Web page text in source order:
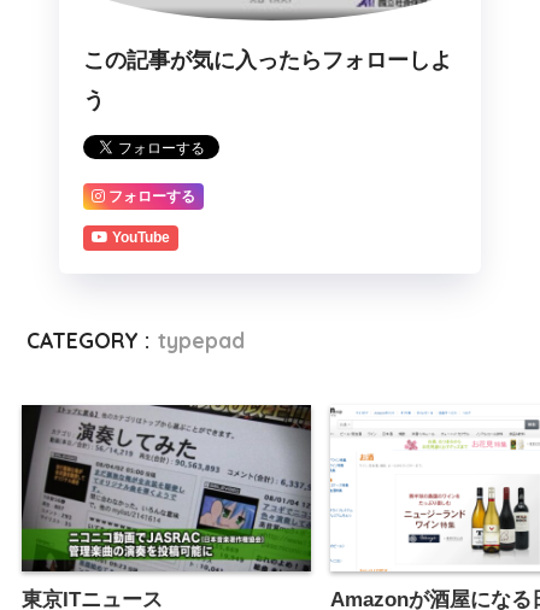
この記事が気に入ったらフォローしよ
う
フォローする
YouTube
CATEGORY : typepad
東京ITニュース
Amazonが酒屋になる